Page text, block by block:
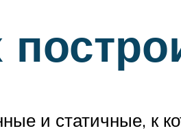
и статичные, к